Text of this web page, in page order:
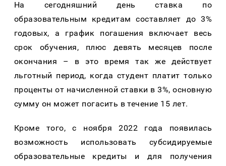
На сегодняшний день ставка по
образовательным кредитам составляет до 3%
годовых, а график погашения включает весь
срок обучения, плюс девять месяцев после
окончания – в это время так же действует
льготный период, когда студент платит только
проценты от начисленной ставки в 3%, основную
сумму он может погасить в течение 15 лет.
Кроме того, с ноября 2022 года появилась
возможность использовать субсидируемые
образовательные кредиты и для получения